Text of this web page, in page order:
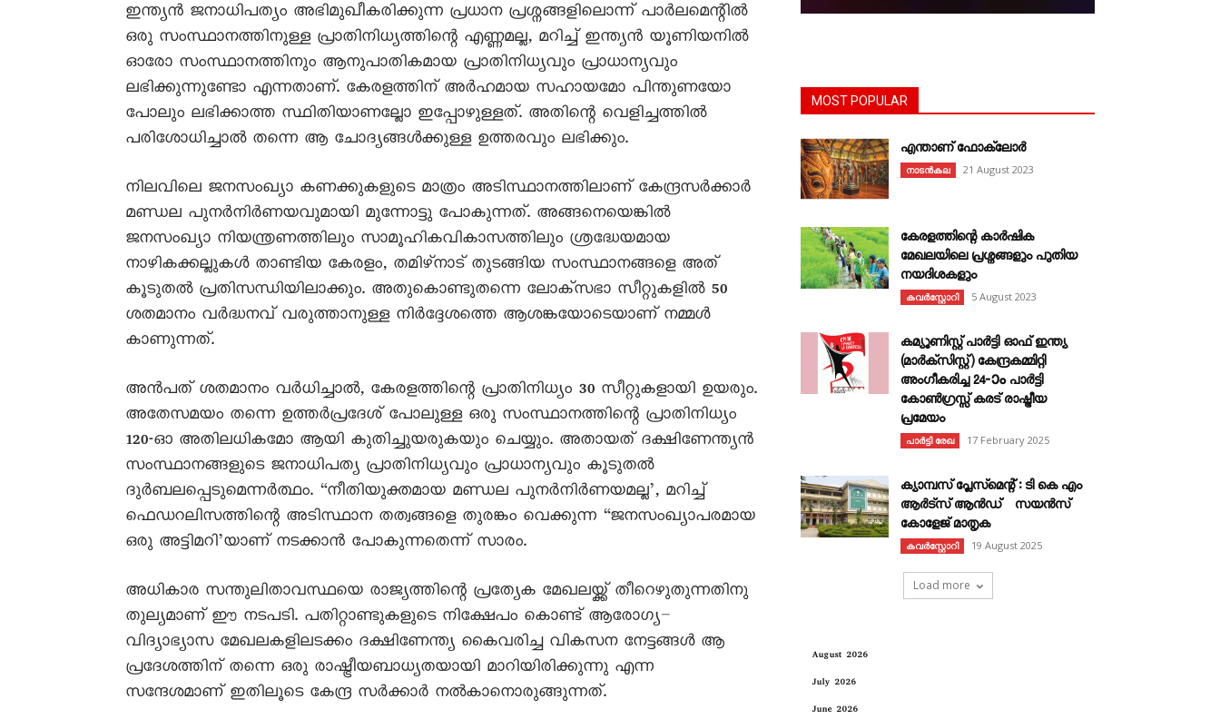
ഇന്ത്യൻ ജനാധിപത്യം അഭിമുഖീകരിക്കുന്ന പ്രധാന പ്രശ്നങ്ങളിലൊന്ന് പാർലമെന്റിൽ
ഒരു സംസ്ഥാനത്തിനുള്ള പ്രാതിനിധ്യത്തിന്റെ എണ്ണമല്ല, മറിച്ച് ഇന്ത്യൻ യൂണിയനിൽ
ഓരോ സംസ്ഥാനത്തിനും ആനുപാതികമായ പ്രാതിനിധ്യവും പ്രാധാന്യവും
ലഭിക്കുന്നുണ്ടോ എന്നതാണ്. കേരളത്തിന് അർഹമായ സഹായമോ പിന്തുണയോ
പോലും ലഭിക്കാത്ത സ്ഥിതിയാണല്ലോ ഇപ്പോഴുള്ളത്. അതിന്റെ വെളിച്ചത്തിൽ
പരിശോധിച്ചാൽ തന്നെ ആ ചോദ്യങ്ങൾക്കുള്ള ഉത്തരവും ലഭിക്കും.
നിലവിലെ ജനസംഖ്യാ കണക്കുകളുടെ മാത്രം അടിസ്ഥാനത്തിലാണ് കേന്ദ്രസർക്കാർ
മണ്ഡല പുനർനിർണയവുമായി മുന്നോട്ടു പോകുന്നത്. അങ്ങനെയെങ്കിൽ
ജനസംഖ്യാ നിയന്ത്രണത്തിലും സാമൂഹികവികാസത്തിലും ശ്രദ്ധേയമായ
നാഴികക്കല്ലുകൾ താണ്ടിയ കേരളം, തമിഴ്‌നാട് തുടങ്ങിയ സംസ്ഥാനങ്ങളെ അത്
കൂടുതൽ പ്രതിസന്ധിയിലാക്കും. അതുകൊണ്ടുതന്നെ ലോക്സഭാ സീറ്റുകളിൽ 50
ശതമാനം വർദ്ധനവ് വരുത്താനുള്ള നിർദ്ദേശത്തെ ആശങ്കയോടെയാണ് നമ്മൾ
കാണുന്നത്.
അൻപത് ശതമാനം വർധിച്ചാൽ, കേരളത്തിന്റെ പ്രാതിനിധ്യം 30 സീറ്റുകളായി ഉയരും.
അതേസമയം തന്നെ ഉത്തർപ്രദേശ് പോലുള്ള ഒരു സംസ്ഥാനത്തിന്റെ പ്രാതിനിധ്യം
120-ഓ അതിലധികമോ ആയി കുതിച്ചുയരുകയും ചെയ്യും. അതായത് ദക്ഷിണേന്ത്യൻ
സംസ്ഥാനങ്ങളുടെ ജനാധിപത്യ പ്രാതിനിധ്യവും പ്രാധാന്യവും കൂടുതൽ
ദുർബലപ്പെടുമെന്നർത്ഥം. “നീതിയുക്തമായ മണ്ഡല പുനർനിർണയമല്ല’, മറിച്ച്
ഫെഡറലിസത്തിന്റെ അടിസ്ഥാന തത്വങ്ങളെ തുരങ്കം വെക്കുന്ന “ജനസംഖ്യാപരമായ
ഒരു അട്ടിമറി’യാണ് നടക്കാൻ പോകുന്നതെന്ന് സാരം.
അധികാര സന്തുലിതാവസ്ഥയെ രാജ്യത്തിന്റെ പ്രത്യേക മേഖലയ്ക്ക് തീറെഴുതുന്നതിനു
തുല്യമാണ് ഈ നടപടി. പതിറ്റാണ്ടുകളുടെ നിക്ഷേപം കൊണ്ട് ആരോഗ്യ–
വിദ്യാഭ്യാസ മേഖലകളിലടക്കം ദക്ഷിണേന്ത്യ കൈവരിച്ച വികസന നേട്ടങ്ങൾ ആ
പ്രദേശത്തിന് തന്നെ ഒരു രാഷ്ട്രീയബാധ്യതയായി മാറിയിരിക്കുന്നു എന്ന
സന്ദേശമാണ് ഇതിലൂടെ കേന്ദ്ര സർക്കാർ നൽകാനൊരുങ്ങുന്നത്.
MOST POPULAR
എന്താണ്‌ ഫോക്‌ലോർ
നാടൻകല 21 August 2023
കേരളത്തിന്റെ കാർഷിക
മേഖലയിലെ പ്രശ്നങ്ങളും പുതിയ
നയദിശകളും
കവര്‍സ്റ്റോറി 5 August 2023
കമ്യൂണിസ്റ്റ് പാർട്ടി ഓഫ് ഇന്ത്യ
(മാർക്സിസ്റ്റ്) കേന്ദ്രകമ്മിറ്റി
അംഗീകരിച്ച 24‐ാം പാർട്ടി
കോൺഗ്രസ്സ് കരട് രാഷ്ട്രീയ
പ്രമേയം
പാർട്ടി രേഖ 17 February 2025
ക്യാമ്പസ് പ്ലേസ്മെന്റ് : ടി കെ എം
ആർട്സ് ആൻഡ് സയൻസ്
കോളേജ് മാതൃക
കവര്‍സ്റ്റോറി 19 August 2025
Load more
August 2026
July 2026
June 2026